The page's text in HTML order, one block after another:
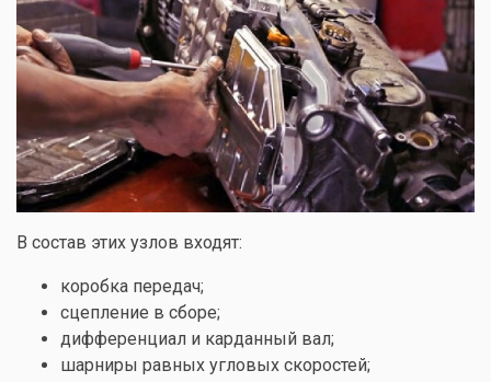
В состав этих узлов входят:
коробка передач;
сцепление в сборе;
дифференциал и карданный вал;
шарниры равных угловых скоростей;